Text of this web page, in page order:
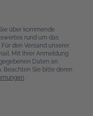
über kommende
rund um das
den Versand unserer
Mit Ihrer Anmeldung
Daten an
Beachten Sie bitte deren
.